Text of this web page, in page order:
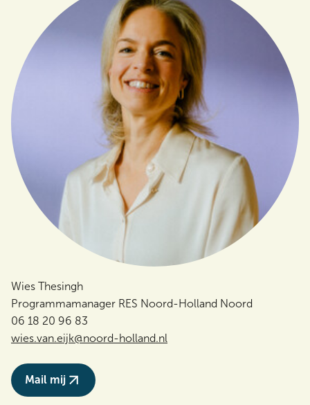
Wies Thesingh
Programmamanager RES Noord-Holland Noord
06 18 20 96 83
wies.van.eijk@noord-holland.nl
Mail mij